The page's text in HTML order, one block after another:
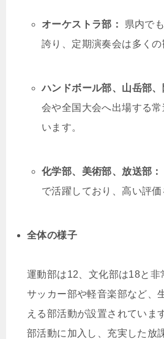
オーケストラ部：
県内で
誇り、定期演奏会は多くの
ハンドボール部、山岳部、
会や全国大会へ出場する
います。
化学部、美術部、放送部：
で活躍しており、高い評価
全体の様子
運動部は12、文化部は18と非
サッカー部や軽音楽部など、
える部活動が設置されていま
部活動に加入し、充実した放